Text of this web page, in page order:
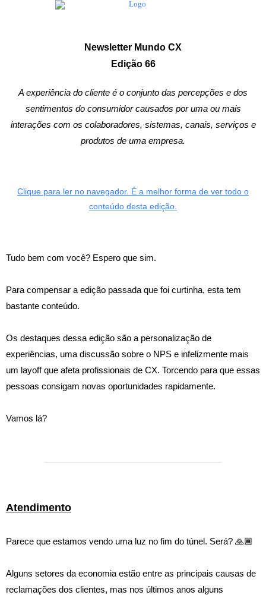
Newsletter Mundo CX
Edição 66
A experiência do cliente é o conjunto das percepções e dos
sentimentos do consumidor causados por uma ou mais
interações com os colaboradores, sistemas, canais, serviços e
produtos de uma empresa.
Clique para ler no navegador. É a melhor forma de ver todo o
conteúdo desta edição.
Tudo bem com você? Espero que sim.
Para compensar a edição passada que foi curtinha, esta tem
bastante conteúdo.
Os destaques dessa edição são a personalização de
experiências, uma discussão sobre o NPS e infelizmente mais
um layoff que afeta profissionais de CX. Torcendo para que essas
pessoas consigam novas oportunidades rapidamente.
Vamos lá?
Atendimento
Parece que estamos vendo uma luz no fim do túnel. Será? 🙏🏾
Alguns setores da economia estão entre as principais causas de
reclamações dos clientes, mas nos últimos anos alguns